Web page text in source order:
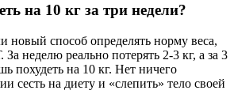
на 10 кг за три недели?
новый способ определять норму веса,
неделю реально потерять 2-3 кг, а за 3
похудеть на 10 кг. Нет ничего
сесть на диету и «слепить» тело своей